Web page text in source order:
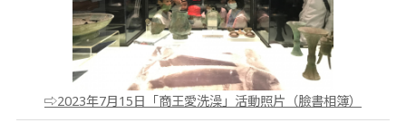
⇨2023年7月15日「商王愛洗澡」活動照片（臉書相簿）